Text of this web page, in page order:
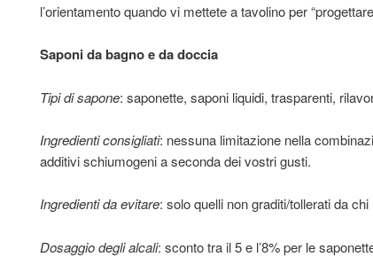
l’orientamento quando vi mettete a tavolino per
Saponi da bagno e da doccia
Tipi di sapone: saponette, saponi liquidi, trasparenti,
Ingredienti consigliati: nessuna limitazione nella
additivi schiumogeni a seconda dei vostri gusti.
Ingredienti da evitare: solo quelli non graditi/tollerati da
Dosaggio degli alcali: sconto tra il 5 e l’8% per le